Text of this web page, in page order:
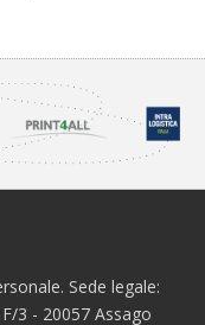
Sede legale:
3 - 20057 Assago